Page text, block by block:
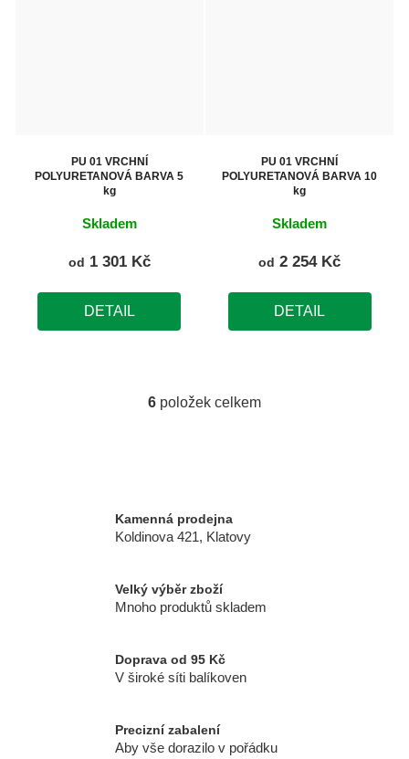
PU 01 VRCHNÍ
POLYURETANOVÁ BARVA 5
kg
Skladem
od 1 301 Kč
DETAIL
PU 01 VRCHNÍ
POLYURETANOVÁ BARVA 10
kg
Skladem
od 2 254 Kč
DETAIL
O
a
c
r
v
y
v
i
s
6položek celkem
Kamenná prodejna
Koldinova 421, Klatovy
Velký výběr zboží
Mnoho produktů skladem
Doprava od 95 Kč
V široké síti balíkoven
Precizní zabalení
Aby vše dorazilo v pořádku